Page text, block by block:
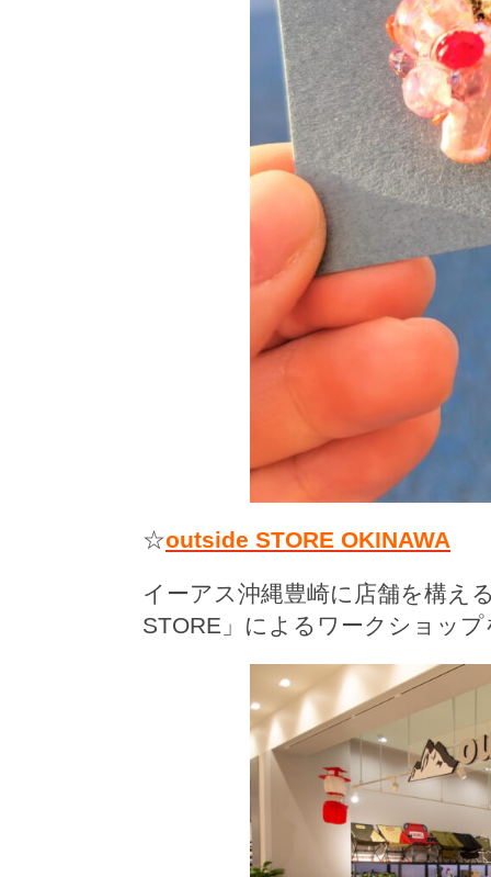
☆outside STORE OKINAWA
イーアス沖縄豊崎に店舗を構え
STORE」によるワークショップ